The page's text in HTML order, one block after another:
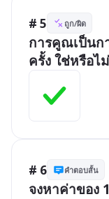
# 5 ถูก/ผิด
การคูณเป็นก
ครั้ง ใช่หรือไ
# 6 คำตอบสั้น
จงหาค่าของ